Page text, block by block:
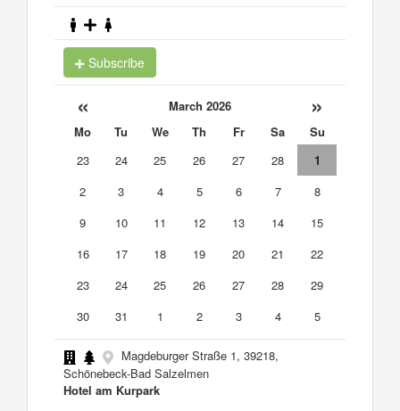
Subscribe
« March 2026 »
Mo Tu We Th Fr Sa
Su
23
24 25 26 27 28
1
2
3 4 5 6 7
8
9
10 11 12 13 14
15
16
17 18 19 20 21
22
23
24 25 26 27 28
29
30
31 1 2 3 4 5
Magdeburger Straße 1, 39218,
Schönebeck-Bad Salzelmen
Hotel am Kurpark